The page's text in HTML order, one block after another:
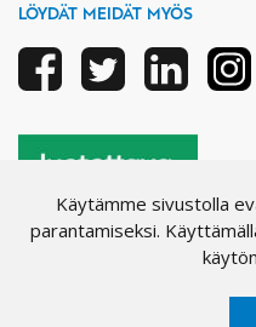
LÖYDÄT MEIDÄT MYÖS
FacebookTwitter Linkedin
Käytämme sivustolla
parantamiseksi.